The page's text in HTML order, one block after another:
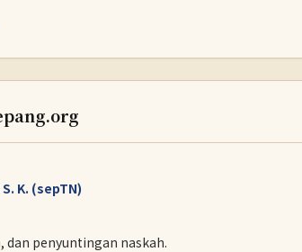
K. (sepTN)
dan penyuntingan naskah.